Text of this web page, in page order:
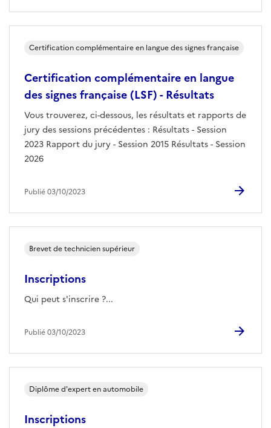
Certification complémentaire en langue
des signes française (LSF) - Résultats
Vous trouverez, ci-dessous, les résultats et rapports de
jury des sessions précédentes : Résultats - Session
2023 Rapport du jury - Session 2015 Résultats - Session
2026
Certification complémentaire en langue des signes française
Publié 03/10/2023
Inscriptions
Qui peut s'inscrire ?...
Brevet de technicien supérieur
Publié 03/10/2023
Inscriptions
Diplôme d'expert en automobile